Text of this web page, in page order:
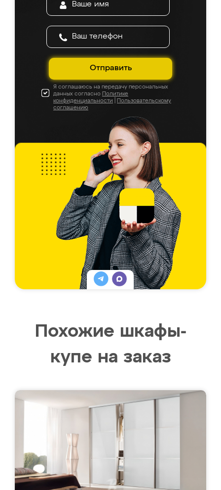
Отправить
Я соглашаюсь на передачу персональных
данных согласно Политике
конфиденциальности
Пользовательскому
соглашению
Похожие шкафы-
купе на заказ